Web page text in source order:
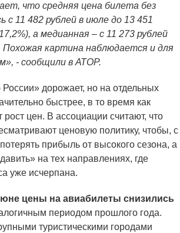
что средняя цена билета без
с 11 482 рублей в июле до 13 451
а медианная – с 11 273 рублей
Похожая картина наблюдается и для
- сообщили в АТОР.
дорожает, но на отдельных
быстрее, в то время как
цен. В ассоциации считают, что
ценовую политику, чтобы, с
прибыль от высокого сезона, а
на тех направлениях, где
уже исчерпана.
цены на авиабилеты снизились
периодом прошлого года.
туристическими городами